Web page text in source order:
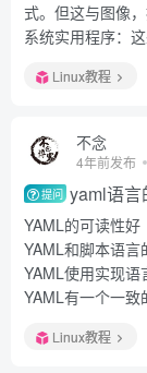
式。但这与图像
系统实用程序：
Linux教程
不念
4年前发布
提问 yaml语言
YAML的可读性好
YAML和脚本语言
YAML使用实现语
YAML有一个一致
Linux教程